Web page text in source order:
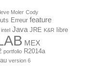
Moler Cody
Erreur feature
intel Java JRE K&R libre
MEX
portfolio R2014a
version 6